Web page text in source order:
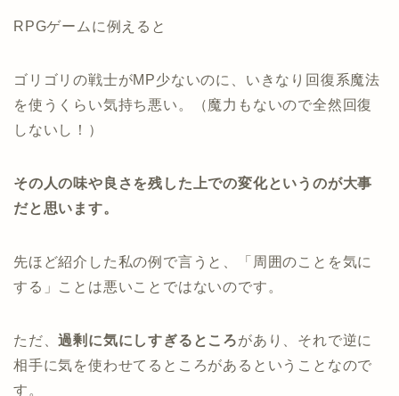
RPGゲームに例えると
ゴリゴリの戦士がMP少ないのに、いきなり回復系魔法
を使うくらい気持ち悪い。（魔力もないので全然回復
しないし！）
その人の味や良さを残した上での変化というのが大事
だと思います。
先ほど紹介した私の例で言うと、「周囲のことを気に
する」ことは悪いことではないのです。
ただ、過剰に気にしすぎるところがあり、それで逆に
相手に気を使わせてるところがあるということなので
す。